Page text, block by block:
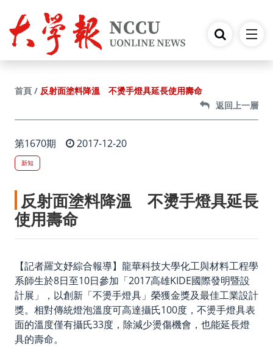
首頁
反射面塗料降溫 不燙手燈具延長使用壽命
返回上一層
第1670期 2017-12-20
新知
反射面塗料降溫 不燙手燈具延長
使用壽命
【記者羅文妤綜合報導】龍華科技大學化工與材料工程學
系師生於8日至10日參加「2017高雄KIDE國際發明暨設
計展」，以創新「不燙手燈具」榮獲金獎及最佳工業設計
獎。相對傳統燈泡溫度可高達攝氏100度，不燙手燈具表
面的溫度僅有攝氏33度，除減少燙傷機會，也能延長燈
具的壽命。